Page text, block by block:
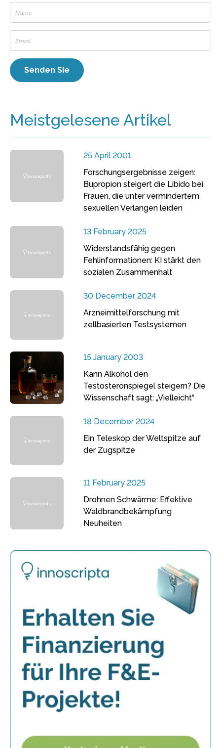
Meistgelesene Artikel
25 April 2001
Forschungsergebnisse zeigen:
Bupropion steigert die Libido bei
Frauen, die unter vermindertem
sexuellen Verlangen leiden
13 February 2025
Widerstandsfähig gegen
Fehlinformationen: KI stärkt den
sozialen Zusammenhalt
30 December 2024
Arzneimittelforschung mit
zellbasierten Testsystemen
15 January 2003
Kann Alkohol den
Testosteronspiegel steigern? Die
Wissenschaft sagt: „Vielleicht“
18 December 2024
Ein Teleskop der Weltspitze auf
der Zugspitze
11 February 2025
Drohnen Schwärme: Effektive
Waldbrandbekämpfung
Neuheiten